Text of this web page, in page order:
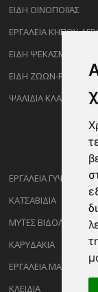
ΕΙΔΗ ΟΙΝΟΠΟΙΪΑΣ
ΕΡΓΑΛΕΙΑ ΚΗΠΟΥ-
ΕΙΔΗ ΨΕΚΑΣΜΟΥ-
ΕΙΔΗ ΖΩΩΝ-PET
ΨΑΛΙΔΙΑ
ΕΡΓΑΛΕΙΑ
ΚΑΤΣΑΒΙΔΙΑ
ΜΥΤΕΣ ΒΙΔΟΛΟΓΩΝ
ΚΑΡΥΔΑΚΙΑ
ΕΡΓΑΛΕΙΑ ΜΑΡΑΓΓΩΝ
ΚΛΕΙΔΙΑ